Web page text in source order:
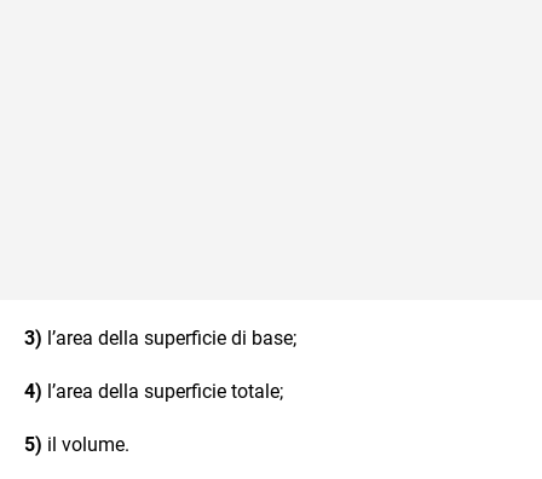
3) l’area della superficie di base;
4) l’area della superficie totale;
5) il volume.